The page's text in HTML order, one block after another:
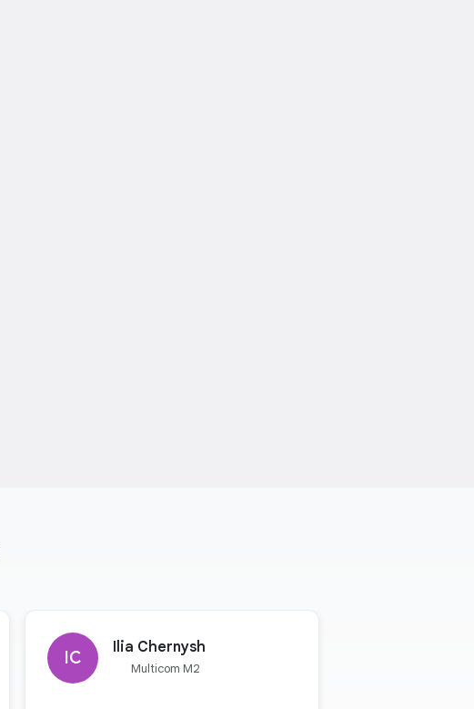
IC
Ilia Chernysh
Multicom M2